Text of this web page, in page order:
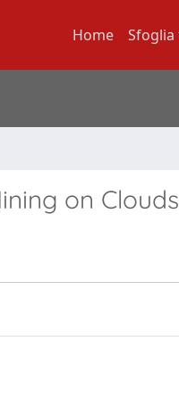
Home Sfoglia
on Clouds